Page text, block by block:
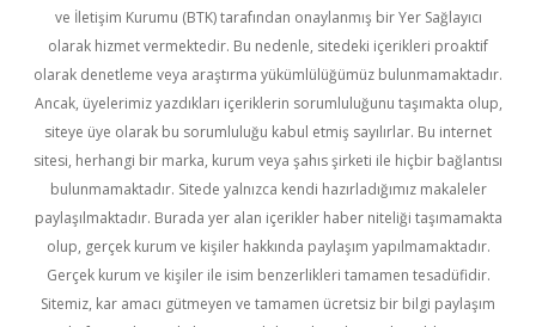
ve İletişim Kurumu (BTK) tarafından onaylanmış bir Yer Sağlayıcı
olarak hizmet vermektedir. Bu nedenle, sitedeki içerikleri proaktif
olarak denetleme veya araştırma yükümlülüğümüz bulunmamaktadır.
Ancak, üyelerimiz yazdıkları içeriklerin sorumluluğunu taşımakta olup,
siteye üye olarak bu sorumluluğu kabul etmiş sayılırlar. Bu internet
sitesi, herhangi bir marka, kurum veya şahıs şirketi ile hiçbir bağlantısı
bulunmamaktadır. Sitede yalnızca kendi hazırladığımız makaleler
paylaşılmaktadır. Burada yer alan içerikler haber niteliği taşımamakta
olup, gerçek kurum ve kişiler hakkında paylaşım yapılmamaktadır.
Gerçek kurum ve kişiler ile isim benzerlikleri tamamen tesadüfidir.
Sitemiz, kar amacı gütmeyen ve tamamen ücretsiz bir bilgi paylaşım